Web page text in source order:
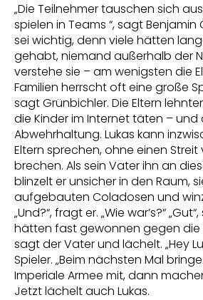
„Die Teilnehmer tauschen sich
spielen in Teams “, sagt Benjamin
sei wichtig, denn viele hätten
gehabt, niemand außerhalb der
verstehe sie – am wenigsten die
Familien herrscht oft eine große
sagt Grünbichler. Die Eltern
die Kinder im Internet täten – und
Abwehrhaltung. Lukas kann
Eltern sprechen, ohne einen Streit
brechen. Als sein Vater ihn an
blinzelt er unsicher in den Raum,
aufgebauten Coladosen und
„Und?“, fragt er. „Wie war’s?“
hätten fast gewonnen gegen die
sagt der Vater und lächelt. „Hey
Spieler. „Beim nächsten Mal
Imperiale Armee mit, dann
Jetzt lächelt auch Lukas.